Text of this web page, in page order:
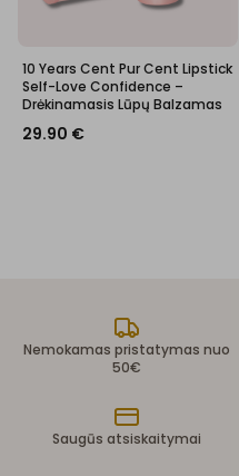
10 Years Cent Pur Cent Lipstick
Self-Love Confidence –
Drėkinamasis Lūpų Balzamas
29.90 €
Nemokamas pristatymas nuo
50€
Saugūs atsiskaitymai